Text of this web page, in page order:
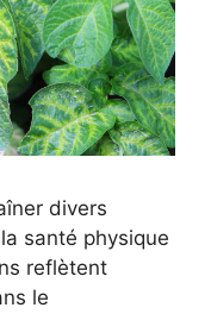
divers
santé physique
reflètent
le